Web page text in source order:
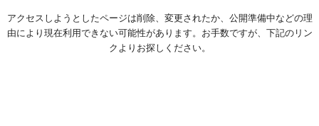
アクセスしようとしたページは削除、変更されたか、公開準備中などの理
由により現在利用できない可能性があります。お手数ですが、下記のリン
クよりお探しください。